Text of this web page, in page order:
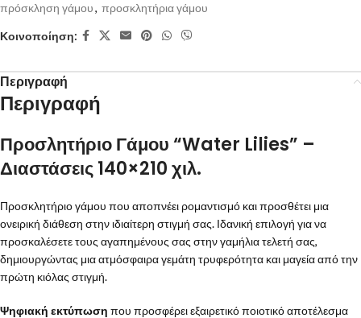
πρόσκληση γάμου, προσκλητήρια γάμου
Κοινοποίηση:
Περιγραφή
Περιγραφή
Προσλητήριο Γάμου “Water Lilies” –
Διαστάσεις 140×210 χιλ.
Προσκλητήριο γάμου που αποπνέει ρομαντισμό και προσθέτει μια
ονειρική διάθεση στην ιδιαίτερη στιγμή σας. Ιδανική επιλογή για να
προσκαλέσετε τους αγαπημένους σας στην γαμήλια τελετή σας,
δημιουργώντας μια ατμόσφαιρα γεμάτη τρυφερότητα και μαγεία από την
πρώτη κιόλας στιγμή.
Ψηφιακή εκτύπωση που προσφέρει εξαιρετικό ποιοτικό αποτέλεσμα